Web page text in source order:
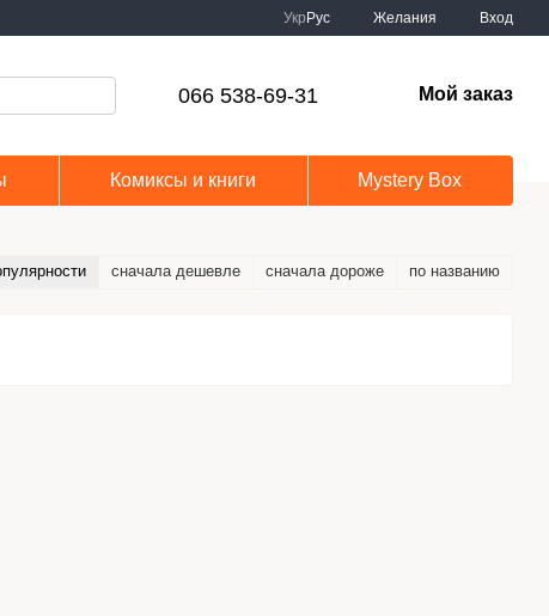
Укр Рус Желания Вход
066 538-69-31 Мой заказ
Комиксы и книги Mystery Box
сначала дешевле сначала дороже по названию